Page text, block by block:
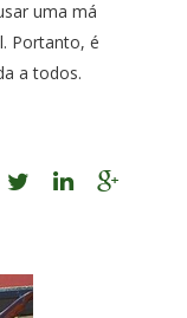
uma má
Portanto, é
a todos.